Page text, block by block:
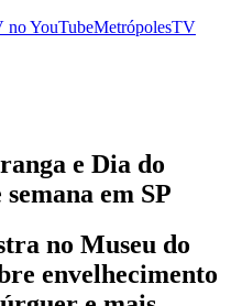
noYouTubeMetrópolesTV
e Dia do
em SP
no Museu do
envelhecimento